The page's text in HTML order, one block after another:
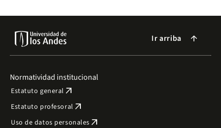
Ir arriba arrow_forward
Normatividad institucional
Estatuto general arrow_outward
Estatuto profesoral arrow_outward
Uso de datos personales arrow_outward